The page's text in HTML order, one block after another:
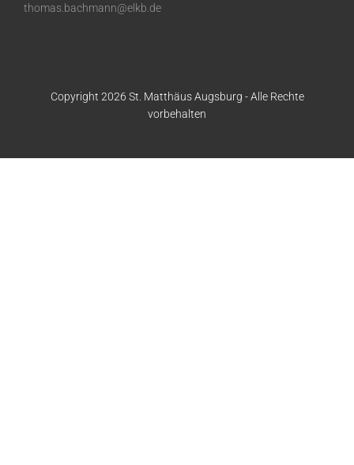
thomas.bachmann@elkb.de
Copyright 2026 St. Matthäus Augsburg - Alle Rechte
vorbehalten